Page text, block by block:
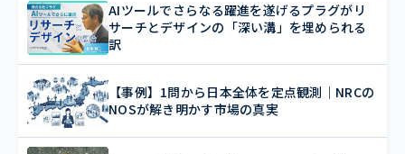
AIツールでさらなる躍進を遂げるプラグがリ
サーチとデザインの「深い溝」を埋められる
訳
【事例】1問から日本全体を定点観測｜NRCの
NOSが解き明かす市場の真実